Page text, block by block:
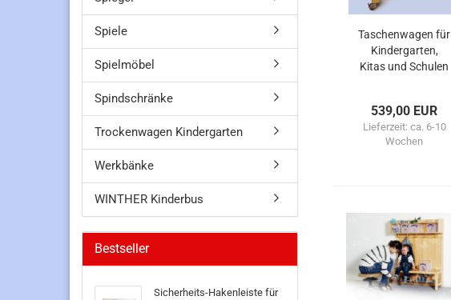
Taschenwagen für
Kindergarten,
Kitas und Schulen
539,00 EUR
Lieferzeit: ca. 6-10
Wochen
Spiele
Spielmöbel
Spindschränke
Trockenwagen Kindergarten
Werkbänke
WINTHER Kinderbus
Bestseller
Sicherheits-Hakenleiste für